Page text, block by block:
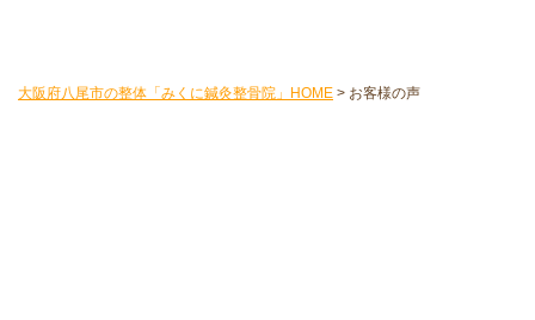
大阪府八尾市の整体「みくに鍼灸整骨院」HOME > お客様の声